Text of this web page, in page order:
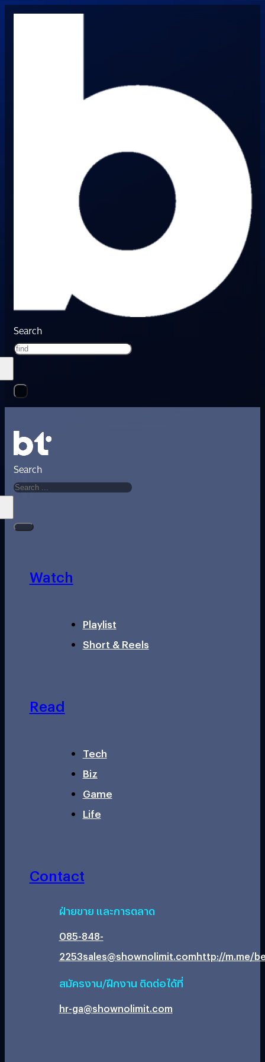
Search
Search
Watch
Playlist
Short & Reels
Read
Tech
Biz
Game
Life
Contact
ฝ่ายขาย และการตลาด
085-848-
2253sales@shownolimit.comhttp://m.me/
สมัครงาน/ฝึกงาน ติดต่อได้ที่
hr-ga@shownolimit.com